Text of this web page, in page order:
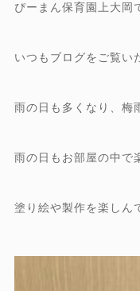
ぴーまん保育園上大岡
いつもブログをご覧い
雨の日も多くなり、梅
雨の日もお部屋の中で
塗り絵や製作を楽しん